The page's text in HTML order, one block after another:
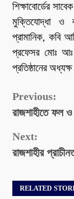
শিক্ষাবোর্ডের
মুক্তিযোদ্ধা ও
প্রামানিক, কবি
প্রফেসর মোঃ আঃ
প্রতিষ্ঠানের
Continue
Reading
Previous:
রাজশাহীতে ফল
Next:
রাজশাহীর
RELATED